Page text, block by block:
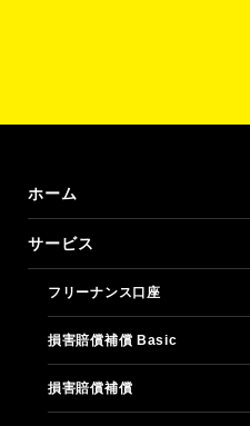
ホーム
サービス
フリーナンス口座
損害賠償補償 Basic
損害賠償補償